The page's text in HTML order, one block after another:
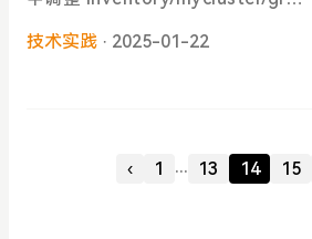
改主机名后，确保更新所有相关配
密码：设置普通用户为计算机设置
一个普通用户，设定用户全名设置
设定磁盘等待设定磁盘磁盘分区方
式选择英文中文Guided-use entire
用绝对路径返回cd /path/to/direct
ory提示使用 tab 键可以自动补全
在编辑后的操作（不记得如何操作
p_vars/all/.offline.yml.swp" own
ed by: root dated: Mon Jan 20 1
技术实践 · 2025-01-22
‹ 1 ... 13 14 15